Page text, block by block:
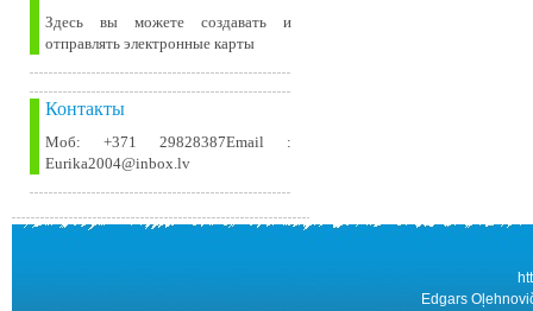
Здесь вы можете создавать и
отправлять электронные карты
Контакты
Моб: +371 29828387Email :
Eurika2004@inbox.lv
Edgars